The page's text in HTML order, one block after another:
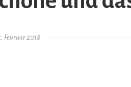
am
Februar 2018